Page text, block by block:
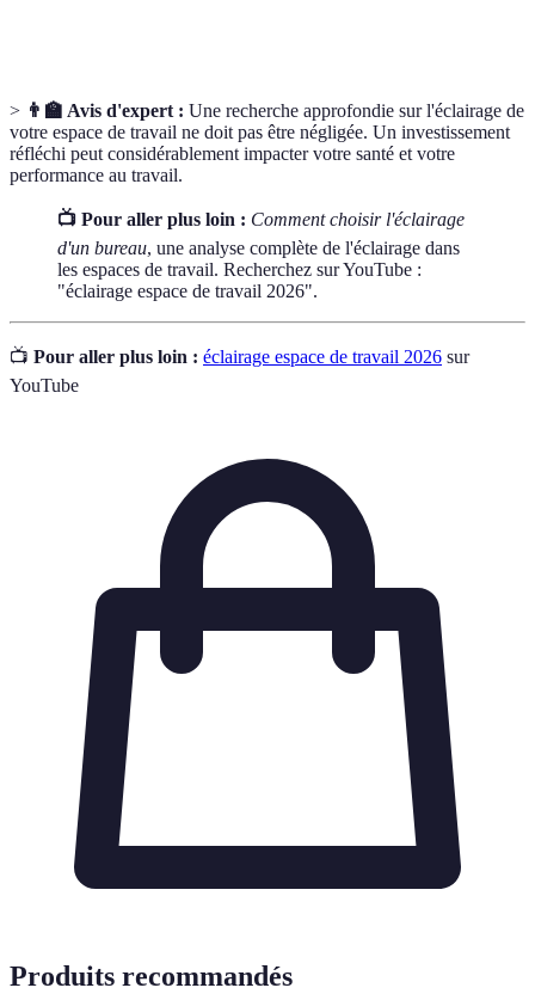
> 👨‍🏫 Avis d'expert : Une recherche approfondie sur l'éclairage de
votre espace de travail ne doit pas être négligée. Un investissement
réfléchi peut considérablement impacter votre santé et votre
performance au travail.
📺 Pour aller plus loin : Comment choisir l'éclairage
d'un bureau, une analyse complète de l'éclairage dans
les espaces de travail. Recherchez sur YouTube :
"éclairage espace de travail 2026".
📺 Pour aller plus loin : éclairage espace de travail 2026 sur
YouTube
Produits recommandés